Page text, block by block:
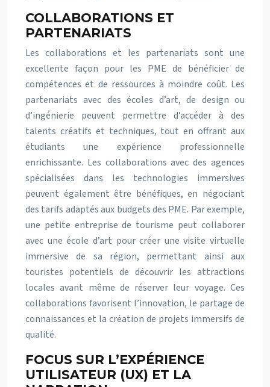
COLLABORATIONS ET
PARTENARIATS
Les collaborations et les partenariats sont une
excellente façon pour les PME de bénéficier de
compétences et de ressources à moindre coût. Les
partenariats avec des écoles d’art, de design ou
d’ingénierie peuvent permettre d’accéder à des
talents créatifs et techniques, tout en offrant aux
étudiants une expérience professionnelle
enrichissante. Les collaborations avec des agences
spécialisées dans les technologies immersives
peuvent également être bénéfiques, en négociant
des tarifs adaptés aux budgets des PME. Par exemple,
une petite entreprise de tourisme peut collaborer
avec une école d’art pour créer une visite virtuelle
immersive de sa région, permettant ainsi aux
touristes potentiels de découvrir les attractions
locales avant même de réserver leur voyage. Ces
collaborations favorisent l’innovation, le partage de
connaissances et la création de projets immersifs de
qualité.
FOCUS SUR L’EXPÉRIENCE
UTILISATEUR (UX) ET LA